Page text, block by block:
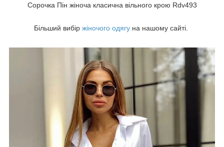
Сорочка Пін жіноча класична вільного крою Rdv493
Більший вибір жіночого одягу на нашому сайті.